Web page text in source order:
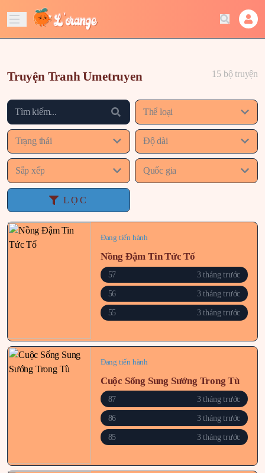
Truyện Tranh Umetruyen 15 bộ truyện
Thể loại
Trạng thái Độ dài
Sắp xếp Quốc gia
LỌC
Đang tiến hành
Nồng Đậm Tin Tức Tố
57 3 tháng trước
56 3 tháng trước
55 3 tháng trước
Đang tiến hành
Cuộc Sống Sung Sướng Trong Tù
87 3 tháng trước
86 3 tháng trước
85 3 tháng trước